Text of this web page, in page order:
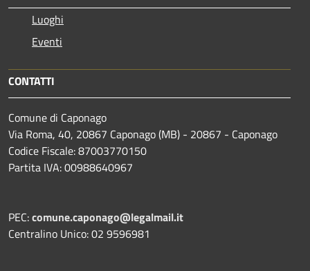
Luoghi
Eventi
CONTATTI
Comune di Caponago
Via Roma, 40, 20867 Caponago (MB) - 20867 - Caponago
Codice Fiscale: 87003770150
Partita IVA: 00988640967
PEC:comune.caponago@legalmail.it
Centralino Unico: 02 9596981